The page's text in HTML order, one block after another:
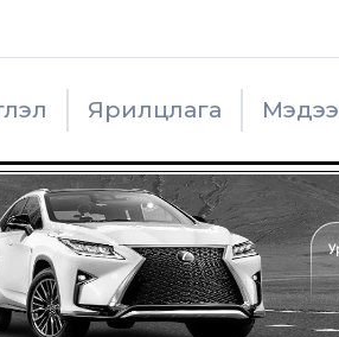
Ярилцлага Мэдээ